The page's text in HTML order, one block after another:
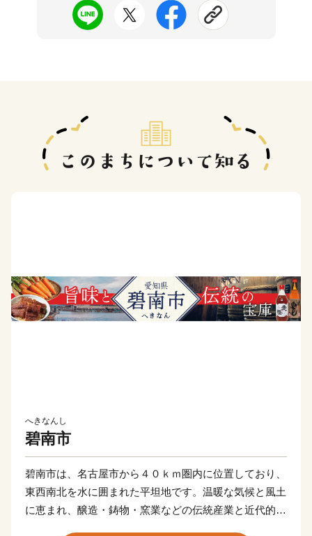
へきなんし
碧南市
碧南市は、名古屋市から４０ｋｍ圏内に位置しており、
東西南北を水に囲まれた平坦地です。温暖な気候と風土
に恵まれ、醸造・鋳物・窯業などの伝統産業と近代的な